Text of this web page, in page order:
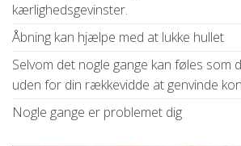
kærlighedsgevinster.
Åbning kan hjælpe med at lukke hullet
Selvom det nogle gange kan føles som
uden for din rækkevidde at genvinde
Nogle gange er problemet dig